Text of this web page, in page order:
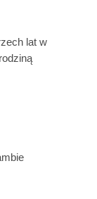
lat w